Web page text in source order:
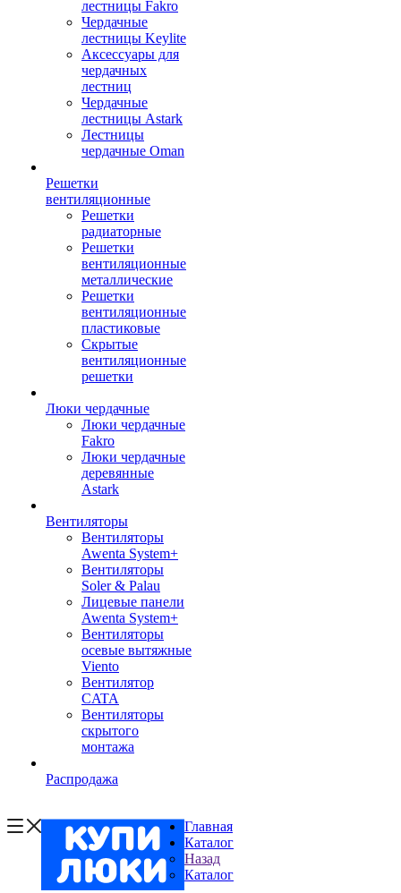
лестницы Fakro
Чердачные
лестницы Keylite
Аксессуары для
чердачных
лестниц
Чердачные
лестницы Astark
Лестницы
чердачные Oman
Решетки
вентиляционные
Решетки
радиаторные
Решетки
вентиляционные
металлические
Решетки
вентиляционные
пластиковые
Скрытые
вентиляционные
решетки
Люки чердачные
Люки чердачные
Fakro
Люки чердачные
деревянные
Astark
Вентиляторы
Вентиляторы
Awenta System+
Вентиляторы
Soler & Palau
Лицевые панели
Awenta System+
Вентиляторы
осевые вытяжные
Viento
Вентилятор
CATA
Вентиляторы
скрытого
монтажа
Распродажа
Главная
Каталог
Назад
Каталог